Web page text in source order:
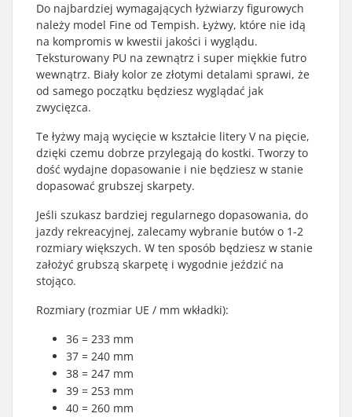
Do najbardziej wymagających łyżwiarzy figurowych
należy model Fine od Tempish. Łyżwy, które nie idą
na kompromis w kwestii jakości i wyglądu.
Teksturowany PU na zewnątrz i super miękkie futro
wewnątrz. Biały kolor ze złotymi detalami sprawi, że
od samego początku będziesz wyglądać jak
zwycięzca.
Te łyżwy mają wycięcie w kształcie litery V na pięcie,
dzięki czemu dobrze przylegają do kostki. Tworzy to
dość wydajne dopasowanie i nie będziesz w stanie
dopasować grubszej skarpety.
Jeśli szukasz bardziej regularnego dopasowania, do
jazdy rekreacyjnej, zalecamy wybranie butów o 1-2
rozmiary większych. W ten sposób będziesz w stanie
założyć grubszą skarpetę i wygodnie jeździć na
stojąco.
Rozmiary (rozmiar UE / mm wkładki):
36 = 233 mm
37 = 240 mm
38 = 247 mm
39 = 253 mm
40 = 260 mm